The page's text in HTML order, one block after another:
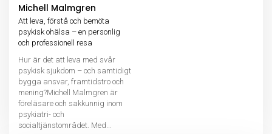
Michell Malmgren
Att leva, förstå och bemöta
psykisk ohälsa – en personlig
och professionell resa
Hur är det att leva med svår
psykisk sjukdom – och samtidigt
bygga ansvar, framtidstro och
mening?Michell Malmgren är
föreläsare och sakkunnig inom
psykiatri- och
socialtjänstområdet. Med...